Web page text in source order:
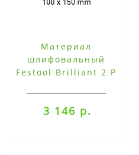
Материал
шлифовальный
Festool Brilliant 2 P
BR2/50
3 146 р.